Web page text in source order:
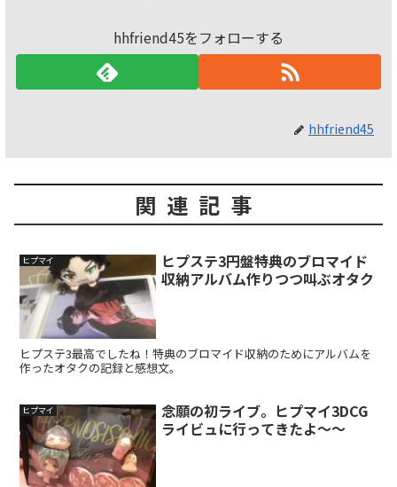
hhfriend45をフォローする
hhfriend45
関連記事
ヒプマイ
ヒプステ3円盤特典のブロマイド
収納アルバム作りつつ叫ぶオタク
ヒプステ3最高でしたね！特典のブロマイド収納のためにアルバムを
作ったオタクの記録と感想文。
ヒプマイ
念願の初ライブ。ヒプマイ3DCG
ライビュに行ってきたよ〜〜